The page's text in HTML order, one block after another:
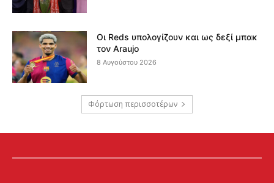
Οι Reds υπολογίζουν και ως δεξί μπακ
τον Araujo
8 Αυγούστου 2026
Φόρτωση περισσοτέρων